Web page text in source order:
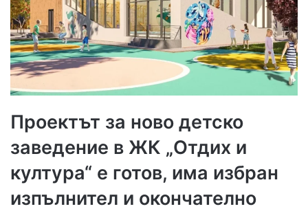
Проектът за ново детско
заведение в ЖК „Отдих и
култура“ е готов, има избран
изпълнител и окончателно